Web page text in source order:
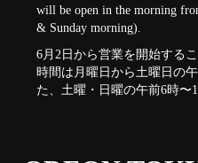
will be open in the morning
& Sunday morning).
6月2日から営業を開始する
時間は月曜日から土曜日の
た、土曜・日曜の午前6時〜